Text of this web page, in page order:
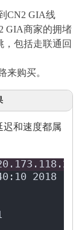
CN2 GIA线
GIA商家的拥堵
包括走联通回
来购买。
迟和速度都属
2018